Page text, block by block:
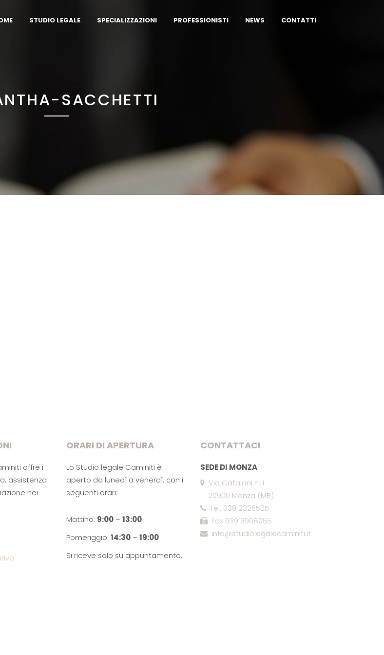
STUDIO LEGALE SPECIALIZZAZIONI PROFESSIONISTI NEWS CONTATTI
SACCHETTI
offre i
assistenza
nei
ORARI DI APERTURA
Lo Studio legale Caminiti è
aperto da lunedì a venerdì, con i
seguenti orari:
Mattino: 9:00 – 13:00
Pomeriggio: 14:30 – 19:00
Si riceve solo su appuntamento.
CONTATTACI
SEDE DI MONZA
Via Catalani n. 1
20900 Monza (MB)
Tel. 039 2326525
Fax 039 3908055
info@studiolegalecaminiti.it